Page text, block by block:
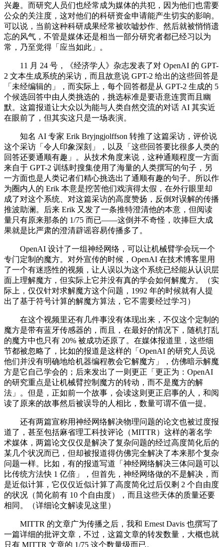
兴趣。而研究人员们也经常成为媒体的共犯，因为他们也需要
公众的关注度，这对他们的科研资金申请能产生切实的影响。
可以说，当前这种科研成果经常被吹嘘炒作、然后就被悄悄遗
忘的风气，不管是媒体还是相当一部分研究者都已经习以为
常，乃至觉得「应当如此」。
11 月 24 号，《经济学人》杂志发表了对 OpenAI 的 GPT-
2 文本生成系统的采访，而且故意说 GPT-2 给出的这些回答是
「未经编辑的」，而实际上，每个回答都是从 GPT-2 生成的 5
个候选回答中由人类挑选的，挑选标准是要语意连贯而且幽
默。这篇报道让大众以为能与人类自然交流的对话 AI 其实近
在眼前了，但其实这只是一场表演。
知名 AI 专家 Erik Bryjngjolffson 转推了这篇采访，评价说
这个采访「令人印象深刻」，以及「这些回答要比很多人类的
回答还要通顺有趣」。从技术角度来说，这种通顺程度一方面
来自于 GPT-2 训练时搜集使用了海量的人类撰写的句子，另
一方面也是人类记者们精心挑选出了通顺有趣的句子。所以作
为圈内人的 Erik 本意是挖苦他们戏演得太假，在外行眼里却
成了对这个系统、对这篇采访的高度赞扬，反倒对误解的传播
推波助澜。后来 Erik 又发了一条推特澄清他的本意，但阅读
量只有原来那条的 1/75 而已——这倒并不奇怪，吹捧巨大成
果就是比严肃的澄清辟谣容易传播多了。
OpenAI 设计了一组神经网络，可以让机械臂学会玩一个
专门定制的魔方。对外宣传的时候，OpenAI 在技术博客里用
了一个有迷惑性的视频，让人误以为这个系统已经能从认识层
面上理解魔方，但实际上它并没有真的学会如何解魔方。（实
际上，仅仅针对求解魔方这个问题，1992 年的时候就有人提
出了基于符号计算的解魔方算法，它不需要经过学习）
在这个视频里还有几件事没有体现出来，不仅这个定制的
魔方是带有蓝牙传感器的，而且，在最好的情况下，随机打乱
的魔方中也只有 20% 被成功还原了。在媒体报道里，这些细
节都被忽略了，比如的报道是这样的「OpenAI 的研究人员说
他们并没有明确地给机器编程教会它解魔方」，仿佛暗示解魔
方是它自己学会的；后来发出了一则更正「更正为：OpenAI
的研究重点是让机械臂控制魔方的转动，而不是魔方的解
法」。但是，正如前一个故事，会读这则更正启事的人，和阅
读了原来的故事然后被误导的人相比，数量可谓不值一提。
还有两篇宣称用神经网络解决物理问题的论文也被过度报
道了，甚至包括麻省理工科技评论（MITTR）这样的著名学
术媒体，两篇论文仅仅是解决了复杂问题的经过高度简化后的
某几个状况而已，但却被报道得仿佛完全解决了本来那个复杂
问题一样。比如，有的报道写道「神经网络解决三体问题可以
比传统方法快 1 亿倍」，但首先，神经网络做的不是解决，而
是近似计算，它仅仅近似计算了高度简化过后仅剩 2 个自由度
的状况（简化前有 10 个自由度），而且这些天体的质量还要
相同。（详细论文解读见这里）
MITTR 的文章广为传播之后，我和 Ernest Davis 也撰写了
一篇详细的批评文章，不过，这篇文章的转发数量，大概也就
只有 MITTR 文章的 1/75 这个数量级而已。